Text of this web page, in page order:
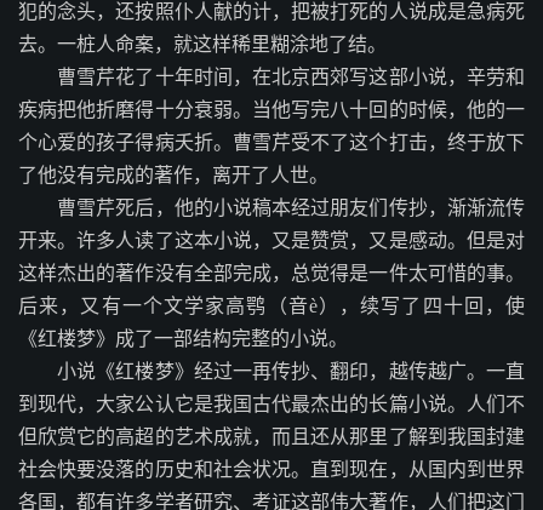
犯的念头，还按照仆人献的计，把被打死的人说成是急病死
去。一桩人命案，就这样稀里糊涂地了结。
曹雪芹花了十年时间，在北京西郊写这部小说，辛劳和
疾病把他折磨得十分衰弱。当他写完八十回的时候，他的一
个心爱的孩子得病夭折。曹雪芹受不了这个打击，终于放下
了他没有完成的著作，离开了人世。
曹雪芹死后，他的小说稿本经过朋友们传抄，渐渐流传
开来。许多人读了这本小说，又是赞赏，又是感动。但是对
这样杰出的著作没有全部完成，总觉得是一件太可惜的事。
后来，又有一个文学家高鹗（音è），续写了四十回，使
《红楼梦》成了一部结构完整的小说。
小说《红楼梦》经过一再传抄、翻印，越传越广。一直
到现代，大家公认它是我国古代最杰出的长篇小说。人们不
但欣赏它的高超的艺术成就，而且还从那里了解到我国封建
社会快要没落的历史和社会状况。直到现在，从国内到世界
各国，都有许多学者研究、考证这部伟大著作，人们把这门